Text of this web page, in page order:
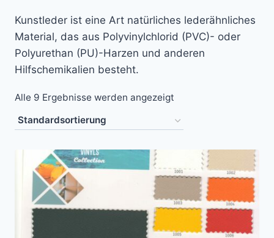
Kunstleder ist eine Art natürliches lederähnliches
Material, das aus Polyvinylchlorid (PVC)- oder
Polyurethan (PU)-Harzen und anderen
Hilfschemikalien besteht.
Alle 9 Ergebnisse werden angezeigt